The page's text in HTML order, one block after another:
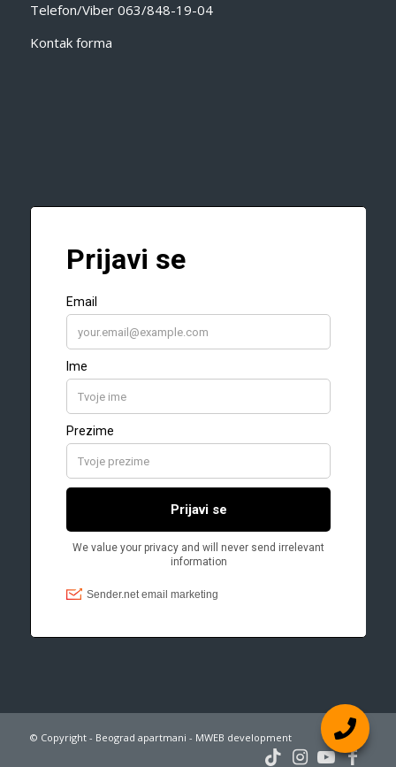
Telefon/Viber 063/848-19-04
Kontak forma
© Copyright - Beograd apartmani - MWEB development